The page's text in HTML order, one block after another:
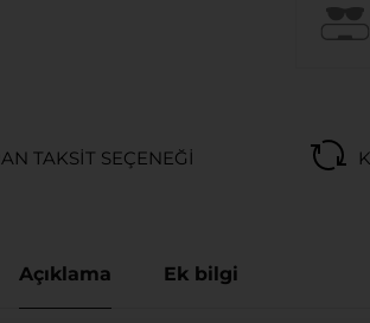
TAKSIT SEÇENEĞI
Açıklama Ek bilgi